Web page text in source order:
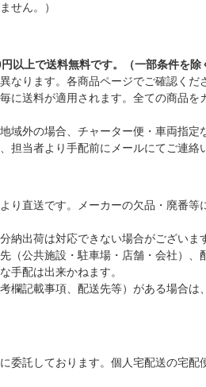
せん。）
以上で送料無料です。（一部条件を除
なります。各商品ページでご確認くだ
に送料が適用されます。全ての商品を
域外の場合、チャーター便・車両指定
担当者より手配前にメールにてご連絡
り直送です。メーカーの欠品・廃番等
納出荷は対応できない場合がございま
（公共施設・駐車場・店舗・会社）、
手配は出来かねます。
欄記載事項、配送先等）がある場合は
委託しております。個人宅配送の宅配